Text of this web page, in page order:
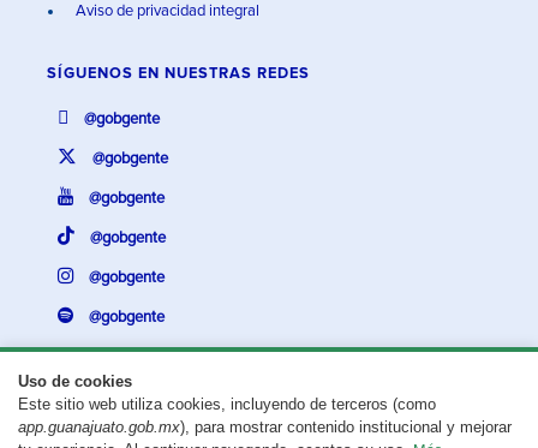
Uso de cookies
Este sitio web utiliza cookies, incluyendo de terceros (como
app.guanajuato.gob.mx), para mostrar contenido institucional y mejorar
Aviso de privacidad integral
SÍGUENOS EN NUESTRAS REDES
@gobgente
@gobgente
@gobgente
@gobgente
@gobgente
@gobgente
¿Existe algún problema con esta página?Repórtalo aquí.